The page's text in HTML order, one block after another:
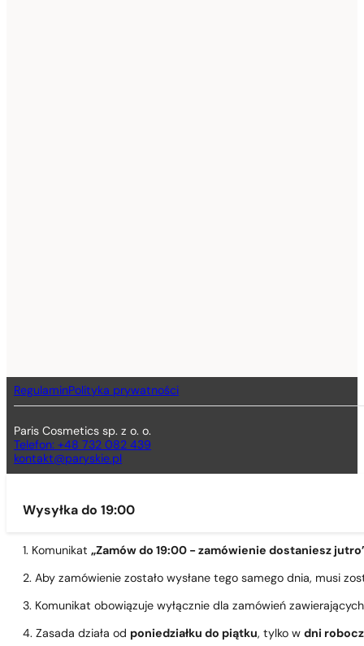
RegulaminPolityka prywatności
Paris Cosmetics sp. z o. o.
Telefon: +48 732 082 439
kontakt@paryskie.pl
Wysyłka do 19:00
1. Komunikat „Zamów do 19:00 - zamówienie dostaniesz
2. Aby zamówienie zostało wysłane tego samego dnia, musi
3. Komunikat obowiązuje wyłącznie dla zamówień
4. Zasada działa od poniedziałku do piątku, tylko w dni